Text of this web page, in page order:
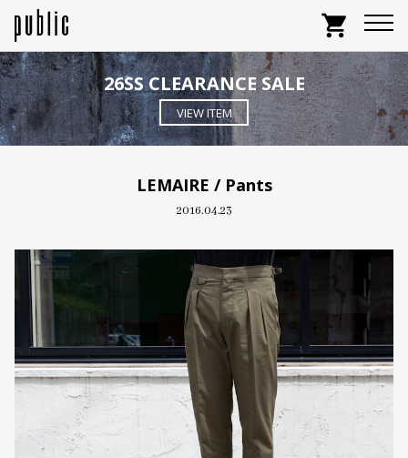
shopping_cart
26SS CLEARANCE SALE
VIEW ITEM
LEMAIRE / Pants
2016.04.23